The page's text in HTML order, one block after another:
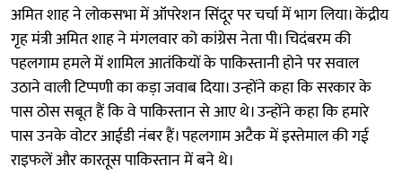
अमित शाह ने लोकसभा में ऑपरेशन सिंदूर पर चर्चा में भाग लिया। केंद्रीय
गृह मंत्री अमित शाह ने मंगलवार को कांग्रेस नेता पी। चिदंबरम की
पहलगाम हमले में शामिल आतंकियों के पाकिस्तानी होने पर सवाल
उठाने वाली टिप्पणी का कड़ा जवाब दिया। उन्होंने कहा कि सरकार के
पास ठोस सबूत हैं कि वे पाकिस्तान से आए थे। उन्होंने कहा कि हमारे
पास उनके वोटर आईडी नंबर हैं। पहलगाम अटैक में इस्तेमाल की गई
राइफलें और कारतूस पाकिस्तान में बने थे।